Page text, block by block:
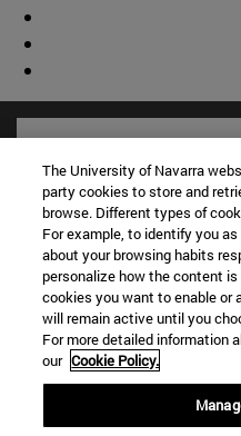
Accesos directos
Biblioteca(abre en
(abre en
The University of Navarra
party cookies to store and
browse. Different types of
For example, to identify you
about your browsing habits
personalize how the content
cookies you want to enable or
will remain active until you
For more detailed information
our Cookie Policy.